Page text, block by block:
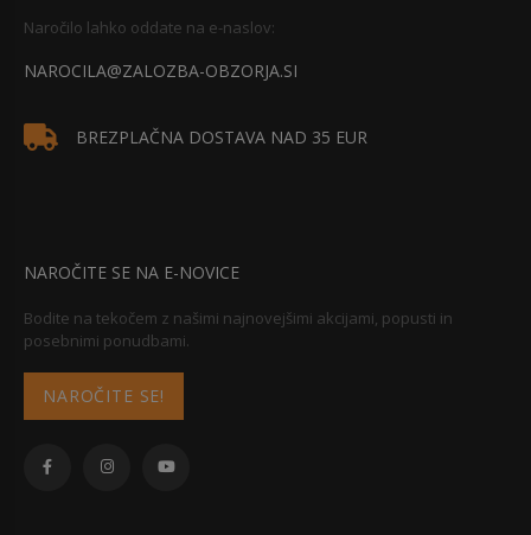
Naročilo lahko oddate na e-naslov:
NAROCILA@ZALOZBA-OBZORJA.SI
BREZPLAČNA DOSTAVA NAD 35 EUR
NAROČITE SE NA E-NOVICE
Bodite na tekočem z našimi najnovejšimi akcijami, popusti in
posebnimi ponudbami.
NAROČITE SE!